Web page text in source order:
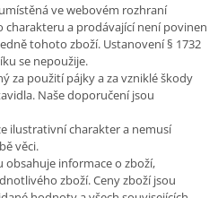
ve webovém rozhraní
a prodávající není povinen
tohoto zboží. Ustanovení § 1732
se nepoužije.
za použití pájky a za vzniklé škody
Naše doporučení jsou
ilustrativní charakter a nemusí
věci.
informace o zboží,
zboží. Ceny zboží jsou